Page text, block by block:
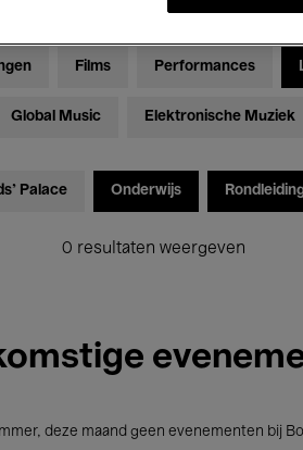
Films Performances
Global Music Elektronische Muziek
Palace Onderwijs
0 resultaten weergeven
deze maand geen evenementen bij